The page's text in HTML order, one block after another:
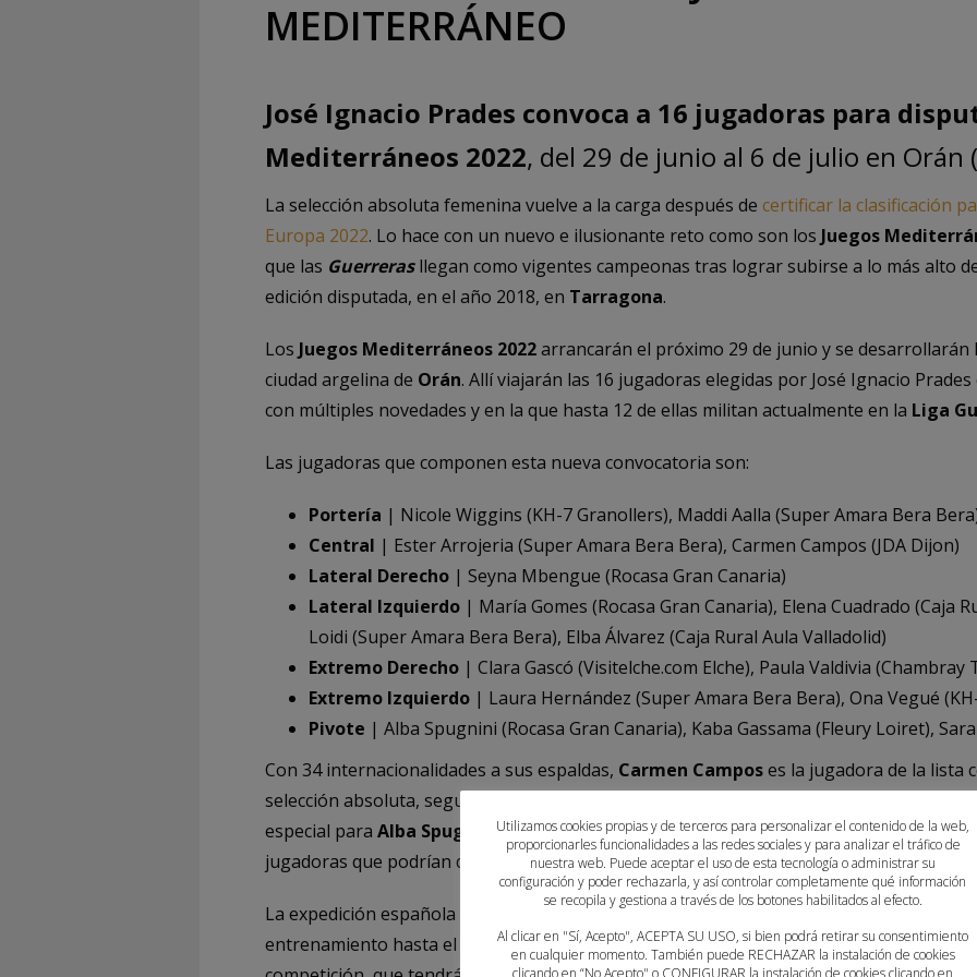
MEDITERRÁNEO
José Ignacio Prades convoca a 16 jugadoras para
Mediterráneos 2022, del 29 de junio al 6 de julio en Orán
La selección absoluta femenina vuelve a la carga después de certificar la clasificación
Europa 2022. Lo hace con un nuevo e ilusionante reto como son los Juegos
que las Guerrerasllegan como vigentes campeonas tras lograr subirse a lo más alto
edición disputada, en el año 2018, en Tarragona.
Los Juegos Mediterráneos 2022arrancarán el próximo 29 de junio y se desarrollarán
ciudad argelina de Orán. Allí viajarán las 16 jugadoras elegidas por José Ignacio
con múltiples novedades y en la que hasta 12 de ellas militan actualmente en la Liga
Las jugadoras que componen esta nueva convocatoria son:
Portería | Nicole Wiggins (KH-7 Granollers), Maddi Aalla (Super Amara Bera
Central | Ester Arrojeria (Super Amara Bera Bera), Carmen Campos (JDA Dijon)
Lateral Derecho | Seyna Mbengue (Rocasa Gran Canaria)
Lateral Izquierdo | María Gomes (Rocasa Gran Canaria), Elena Cuadrado (Caja
Loidi (Super Amara Bera Bera), Elba Álvarez (Caja Rural Aula Valladolid)
Extremo Derecho | Clara Gascó (Visitelche.com Elche), Paula Valdivia (Chambray
Extremo Izquierdo | Laura Hernández (Super Amara Bera Bera), Ona Vegué
Pivote | Alba Spugnini (Rocasa Gran Canaria), Kaba Gassama (Fleury Loiret),
Con 34 internacionalidades a sus espaldas, Carmen Camposes la jugadora de la lista
selección absoluta, seguida por
(30). Esta
especial para Alba Spugnini, María Gomes, Elena Cuadrado, Maddi Aalla, Sara
jugadoras que podrían debutar oficialmente con las Guerreras en estos Juegos
La expedición española se concentrará el jueves 23 de junio en Madrid, donde
entrenamiento hasta el domingo 26, día en el que volarán a Orán. Allí seguirán
Utilizamos cookies propias y de terceros para personalizar el contenido de la web,
proporcionarles funcionalidades a las redes sociales y para analizar el tráfico de
nuestra web. Puede aceptar el uso de esta tecnología o administrar su
configuración y poder rechazarla, y así controlar completamente qué información
se recopila y gestiona a través de los botones habilitados al efecto.
Al clicar en "Sí, Acepto", ACEPTA SU USO, si bien podrá retirar su consentimiento
en cualquier momento. También puede RECHAZAR la instalación de cookies
clicando en “No Acepto" o CONFIGURAR la instalación de cookies clicando en